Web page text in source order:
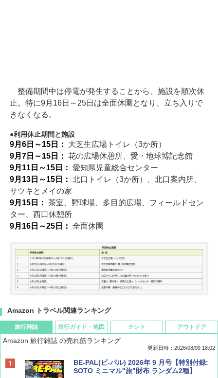
整備期間中は停電が発生することから、施設を順次休
止。特に9月16日～25日は全面休園となり、立ち入りで
きなくなる。
利用休止期間と施設
9月6日～15日： 大芝生広場トイレ（3か所）
9月7日～15日： 花の広場休憩所、愛・地球博記念館
9月11日～15日： 愛知県児童総合センター
9月13日～15日： 北口トイレ（3か所）、北口案内所、
サツキとメイの家
9月15日： 茶室、野球場、多目的広場、フィールドセン
ター、西口休憩所
9月16日～25日： 全面休園
Amazon トラベル関連ランキング
旅行雑誌
Amazon 旅行雑誌 の売れ筋ランキング
更新日時：2026/08/09 18:02
BE-PAL(ビ-パル) 2026年 9 月号【特別付録:
SOTO ミニマル"旅"財布 ランダム2種】
旅行ガイド・地図 テント アウトドア